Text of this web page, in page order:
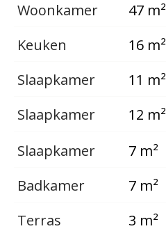
Woonkamer
47 m²
Keuken
16 m²
Slaapkamer
11 m²
Slaapkamer
12 m²
Slaapkamer
7 m²
Badkamer
7 m²
Terras
3 m²